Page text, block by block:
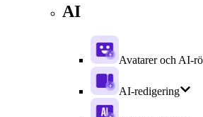
AI
Avatarer och AI-
AI-redigering